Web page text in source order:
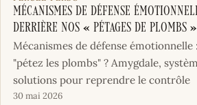
Mécanismes de défense
derrière nos « pétages de plombs »
Mécanismes de défense
"pétez les plombs" ? Amygdale,
solutions pour reprendre le contrôle
30 mai 2026